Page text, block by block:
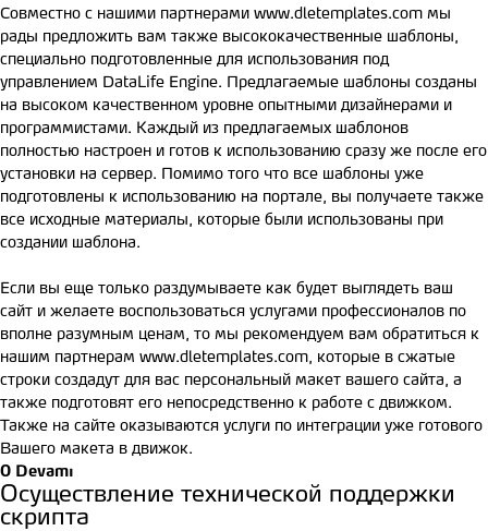
Совместно с нашими партнерами www.dletemplates.com мы
рады предложить вам также высококачественные шаблоны,
специально подготовленные для использования под
управлением DataLife Engine. Предлагаемые шаблоны созданы
на высоком качественном уровне опытными дизайнерами и
программистами. Каждый из предлагаемых шаблонов
полностью настроен и готов к использованию сразу же после его
установки на сервер. Помимо того что все шаблоны уже
подготовлены к использованию на портале, вы получаете также
все исходные материалы, которые были использованы при
создании шаблона.
Если вы еще только раздумываете как будет выглядеть ваш
сайт и желаете воспользоваться услугами профессионалов по
вполне разумным ценам, то мы рекомендуем вам обратиться к
нашим партнерам www.dletemplates.com, которые в сжатые
строки создадут для вас персональный макет вашего сайта, а
также подготовят его непосредственно к работе с движком.
Также на сайте оказываются услуги по интеграции уже готового
Вашего макета в движок.
0 Devamı
Осуществление технической поддержки
скрипта